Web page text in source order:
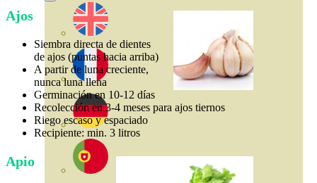
Ajos
Siembra directa de dientes
de ajos (puntas hacia arriba)
A partir de luna creciente,
nunca luna llena
Germinación en 10-12 días
Recolección en 3-4 meses para ajos tiernos
Riego escaso y espaciado
Recipiente: min. 3 litros
Apio